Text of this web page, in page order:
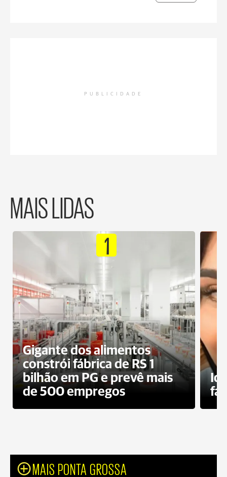
PUBLICIDADE
MAIS LIDAS
1
Gigante dos alimentos
constrói fábrica de RS 1
bilhão em PG e prevê mais
de 500 empregos
MAIS PONTA GROSSA